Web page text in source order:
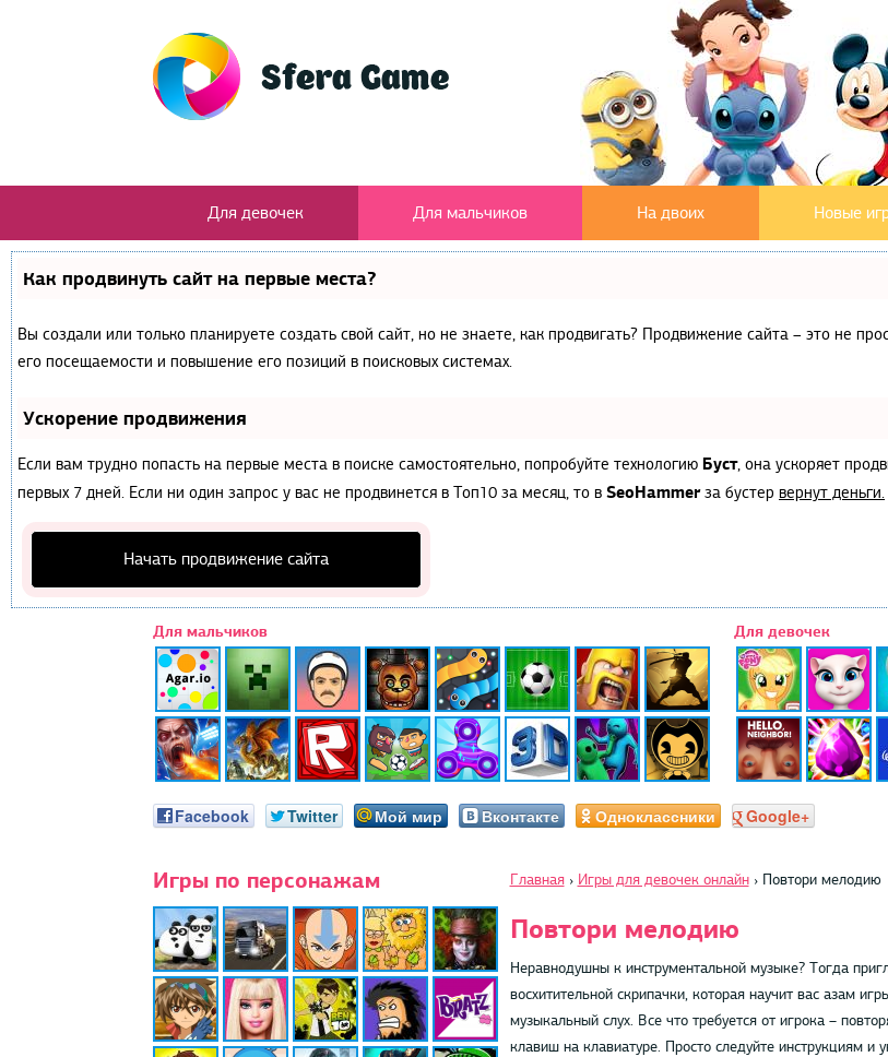
Для девочек Для мальчиков На двоих Новые
Как продвинуть сайт на первые места?
Вы создали или только планируете создать свой сайт, но не знаете, как продвигать? Продвижение сайта – это не
его посещаемости и повышение его позиций в поисковых системах.
Ускорение продвижения
Если вам трудно попасть на первые места в поиске самостоятельно, попробуйте технологию Буст, она ускоряет
первых 7 дней. Если ни один запрос у вас не продвинется в Топ10 за месяц, то в SeoHammerза бустер вернут деньги.
Начать продвижение сайта
Для мальчиков Для девочек
Facebook Twitter Мой мир Вконтакте Одноклассники Google+
Игры по персонажам Главная › Игры для девочек онлайн › Повтори мелодию
Повтори мелодию
Неравнодушны к инструментальной музыке? Тогда
восхитительной скрипачки, которая научит вас азам
музыкальный слух. Все что требуется от игрока –
клавиш на клавиатуре. Просто следуйте инструкциям